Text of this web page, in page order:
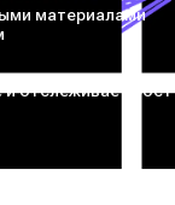
материалами
отслеживает рост